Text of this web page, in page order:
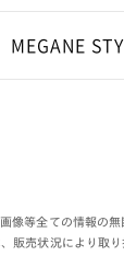
MEGANE
像等全ての情報の無
販売状況により取